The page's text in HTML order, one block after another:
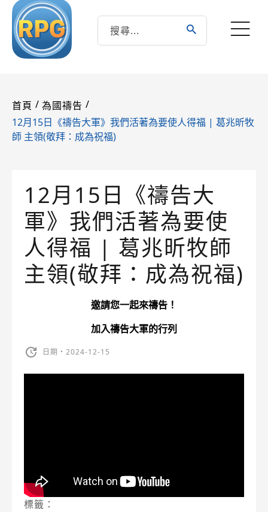
首頁 / 為國禱告 /
12月15日《禱告大軍》我們活著為要使人得福 | 葛兆昕牧
師 主領(敬拜：成為祝福)
12月15日《禱告大
軍》我們活著為要使
人得福 | 葛兆昕牧師
主領(敬拜：成為祝福)
邀請您一起來禱告！
加入禱告大軍的行列
日期・2024-12-15
標籤：